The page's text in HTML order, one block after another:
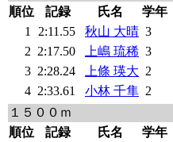
順位
記録 氏名 学年
1
2:11.55 秋山 大晴 3
2 2:17.50 上嶋 琉稀 3
3 2:28.24 上條 瑛大 2
4 2:33.61 小林 千隼 2
１５００ｍ
順位
記録 氏名 学年